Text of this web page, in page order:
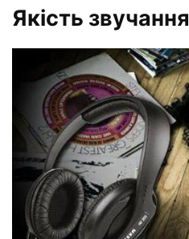
Якість звучання